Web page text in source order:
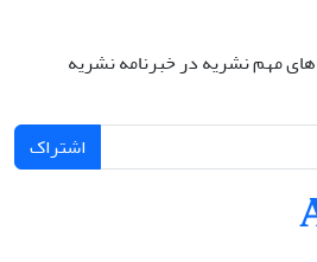
های مهم نشریه در خبرنامه نشریه
اشتراک